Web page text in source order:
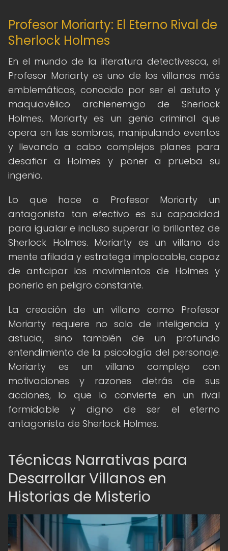
Profesor Moriarty: El Eterno Rival de
Sherlock Holmes
En el mundo de la literatura detectivesca, el
Profesor Moriarty es uno de los villanos más
emblemáticos, conocido por ser el astuto y
maquiavélico archienemigo de Sherlock
Holmes. Moriarty es un genio criminal que
opera en las sombras, manipulando eventos
y llevando a cabo complejos planes para
desafiar a Holmes y poner a prueba su
ingenio.
Lo que hace a Profesor Moriarty un
antagonista tan efectivo es su capacidad
para igualar e incluso superar la brillantez de
Sherlock Holmes. Moriarty es un villano de
mente afilada y estratega implacable, capaz
de anticipar los movimientos de Holmes y
ponerlo en peligro constante.
La creación de un villano como Profesor
Moriarty requiere no solo de inteligencia y
astucia, sino también de un profundo
entendimiento de la psicología del personaje.
Moriarty es un villano complejo con
motivaciones y razones detrás de sus
acciones, lo que lo convierte en un rival
formidable y digno de ser el eterno
antagonista de Sherlock Holmes.
Técnicas Narrativas para
Desarrollar Villanos en
Historias de Misterio